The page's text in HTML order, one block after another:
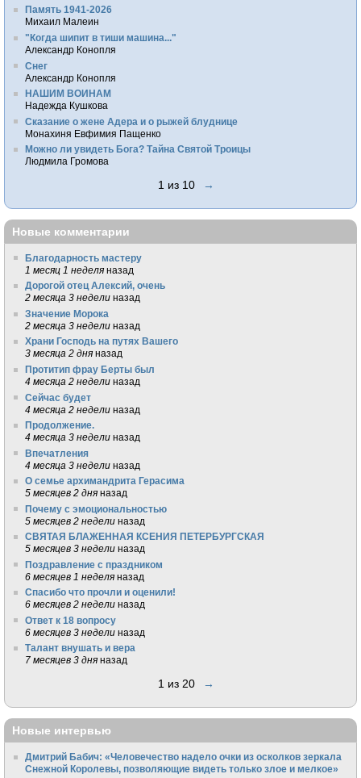
Память 1941-2026
Михаил Малеин
"Когда шипит в тиши машина..."
Александр Конопля
Снег
Александр Конопля
НАШИМ ВОИНАМ
Надежда Кушкова
Сказание о жене Адера и о рыжей блуднице
Монахиня Евфимия Пащенко
Можно ли увидеть Бога? Тайна Святой Троицы
Людмила Громова
1 из 10 →
Новые комментарии
Благодарность мастеру
1 месяц 1 неделя назад
Дорогой отец Алексий, очень
2 месяца 3 недели назад
Значение Морока
2 месяца 3 недели назад
Храни Господь на путях Вашего
3 месяца 2 дня назад
Протитип фрау Берты был
4 месяца 2 недели назад
Сейчас будет
4 месяца 2 недели назад
Продолжение.
4 месяца 3 недели назад
Впечатления
4 месяца 3 недели назад
О семье архимандрита Герасима
5 месяцев 2 дня назад
Почему с эмоциональностью
5 месяцев 2 недели назад
СВЯТАЯ БЛАЖЕННАЯ КСЕНИЯ ПЕТЕРБУРГСКАЯ
5 месяцев 3 недели назад
Поздравление с праздником
6 месяцев 1 неделя назад
Спасибо что прочли и оценили!
6 месяцев 2 недели назад
Ответ к 18 вопросу
6 месяцев 3 недели назад
Талант внушать и вера
7 месяцев 3 дня назад
1 из 20 →
Новые интервью
Дмитрий Бабич: «Человечество надело очки из осколков зеркала
Снежной Королевы, позволяющие видеть только злое и мелкое»